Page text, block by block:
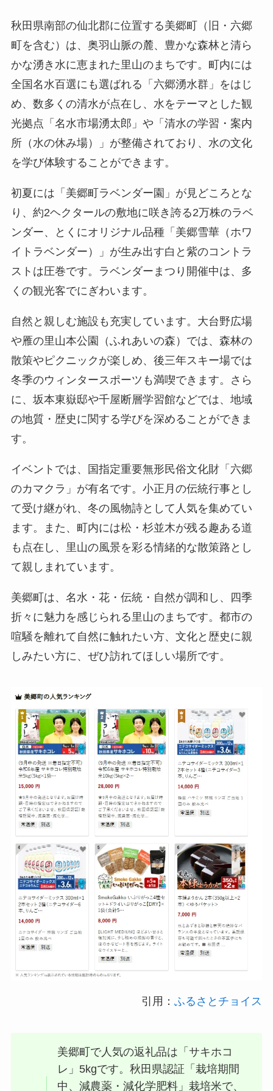
秋田県南部の仙北郡に位置する美郷町（旧・六郷
町を含む）は、奥羽山脈の麓、豊かな森林と清ら
かな湧き水に恵まれた里山のまちです。町内には
全国名水百選にも選ばれる「六郷湧水群」をはじ
め、数多くの清水が点在し、水をテーマとした観
光拠点「名水市場湧太郎」や「清水の学習・案内
所（水の休み場）」が整備されており、水の文化
を学び体験することができます。
初夏には「美郷町ラベンダー園」が見どころとな
り、約2ヘクタールの敷地に咲き誇る2万株のラベ
ンダー、とくにオリジナル品種「美郷雪華（ホワ
イトラベンダー）」が生み出す白と紫のコントラ
ストは圧巻です。ラベンダーまつり開催中は、多
くの観光客でにぎわいます。
自然と親しむ施設も充実しています。大台野広場
や雁の里山本公園（ふれあいの森）では、森林の
散策やピクニックが楽しめ、後三年スキー場では
冬季のウィンタースポーツも満喫できます。さら
に、坂本東嶽邸や千屋断層学習館などでは、地域
の地質・歴史に関する学びを深めることができま
す。
イベントでは、国指定重要無形民俗文化財「六郷
のカマクラ」が有名です。小正月の伝統行事とし
て受け継がれ、冬の風物詩として人気を集めてい
ます。また、町内には松・杉並木が残る趣ある道
も点在し、里山の風景を彩る情緒的な散策路とし
て親しまれています。
美郷町は、名水・花・伝統・自然が調和し、四季
折々に魅力を感じられる里山のまちです。都市の
喧騒を離れて自然に触れたい方、文化と歴史に親
しみたい方に、ぜひ訪れてほしい場所です。
引用：ふるさとチョイス
美郷町で人気の返礼品は「サキホコ
レ」5kgです。秋田県認証「栽培期間
中、減農薬・減化学肥料」栽培米で、